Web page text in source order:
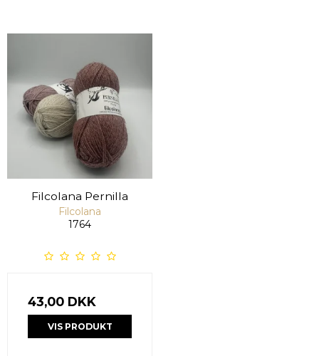
Filcolana Pernilla
Filcolana
1764
43,00 DKK
VIS PRODUKT